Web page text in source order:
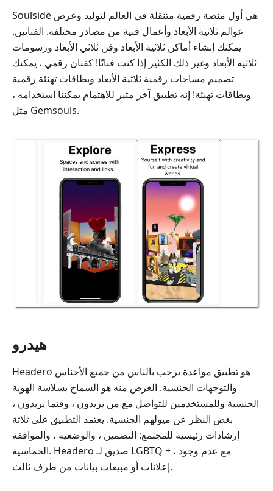
Soulside هي أول منصة رقمية متنقلة في العالم لتوليد وعرض
عوالم ثلاثية الأبعاد وأعمال فنية من مصادر مختلفة. الفنانين.
يمكنك إنشاء أماكن ثلاثية الأبعاد وفن ثلاثي الأبعاد ورسومات
ثلاثية الأبعاد وغير ذلك الكثير إذا كنت فنانًا! كفنان رقمي ، يمكنك
تصميم مساحات رقمية ثلاثية الأبعاد وبطاقات تهنئة رقمية
وبطاقات تهنئة! إنه تطبيق آخر مثير للاهتمام يمكننا استخدامه ،
مثل Gemsouls.
هيدرو
Headero هو تطبيق مواعدة يرحب بالناس من جميع الأجناس
والتوجهات الجنسية. الغرض منه هو السماح بسلاسة الهوية
الجنسية وللمستخدمين للتواصل مع من يريدون ، وقتما يريدون ،
بغض النظر عن ميولهم الجنسية. يعتمد التطبيق على ثلاثة
إرشادات رئيسية للمجتمع: التضمين ، والوضعية ، والموافقة
الحماسية. Headero صديق لـ LGBTQ + ، مع عدم وجود
إعلانات أو مبيعات بيانات من طرف ثالث.